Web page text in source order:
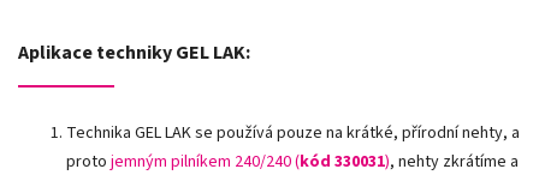
Aplikace techniky GEL LAK:
Technika GEL LAK se používá pouze na krátké, přírodní nehty, a
proto jemným pilníkem 240/240 (kód 330031), nehty zkrátíme a